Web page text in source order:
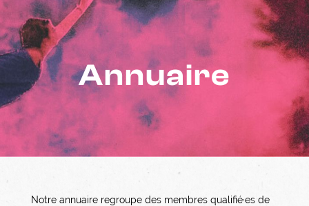
Annuaire
Notre annuaire regroupe des membres qualifié·es de